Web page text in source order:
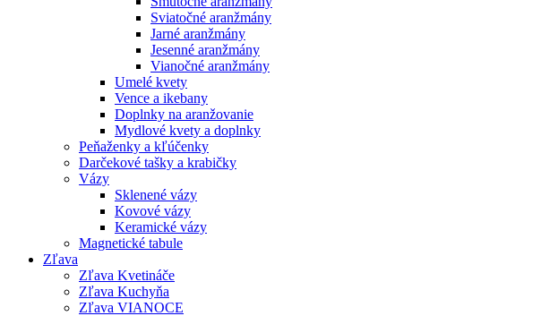
Sviatočné aranžmány
Jarné aranžmány
Jesenné aranžmány
Vianočné aranžmány
Umelé kvety
Vence a ikebany
Doplnky na aranžovanie
Mydlové kvety a doplnky
Peňaženky a kľúčenky
Darčekové tašky a krabičky
Vázy
Sklenené vázy
Kovové vázy
Keramické vázy
Magnetické tabule
Zľava
Zľava Kvetináče
Zľava Kuchyňa
Zľava VIANOCE